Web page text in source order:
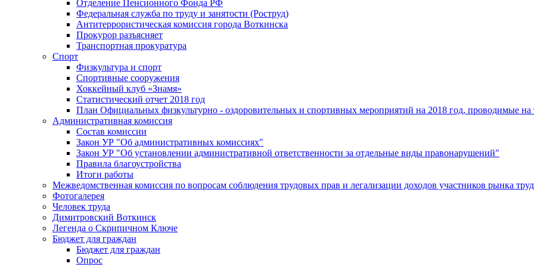
Отделение Пенсионного Фонда РФ
Федеральная служба по труду и занятости (Роструд)
Антитеррористическая комиссия города Воткинска
Прокурор разъясняет
Транспортная прокуратура
Спорт
Физкультура и спорт
Спортивные сооружения
Хоккейный клуб «Знамя»
Статистический отчет 2018 год
План Официальных физкультурно - оздоровительных и спортивных мероприятий на 2018 год, проводимые
Административная комиссия
Состав комиссии
Закон УР "Об административных комиссиях"
Закон УР "Об установлении административной ответственности за отдельные виды правонарушений"
Правила благоустройства
Итоги работы
Межведомственная комиссия по вопросам соблюдения трудовых прав и легализации доходов участников рынка
Фотогалерея
Человек труда
Димитровский Воткинск
Легенда о Скрипичном Ключе
Бюджет для граждан
Бюджет для граждан
Опрос